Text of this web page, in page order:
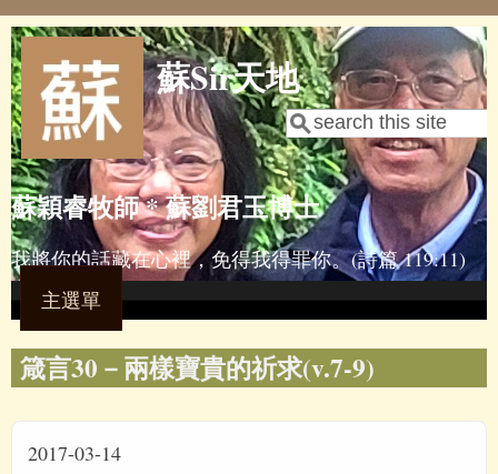
Skip to main content
蘇Sir天地
Search form
Search
蘇穎睿牧師 * 蘇劉君玉博士
我將你的話藏在心裡，免得我得罪你。(詩篇 119:11)
主選單
箴言30－兩樣寶貴的祈求(v.7-9)
2017-03-14